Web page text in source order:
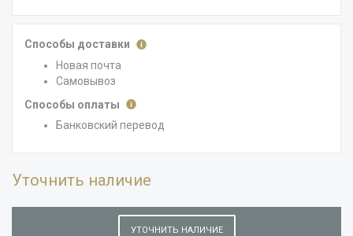
Способы доставки
Новая почта
Самовывоз
Способы оплаты
Банковский перевод
Уточнить наличие
УТОЧНИТЬ НАЛИЧИЕ